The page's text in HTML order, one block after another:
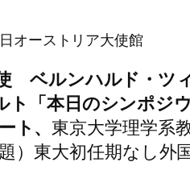
オーストリア大使館
ベルンハルド・ツ
「本日のシンポジ
ト、東京大学理学系
）東大初任期なし外